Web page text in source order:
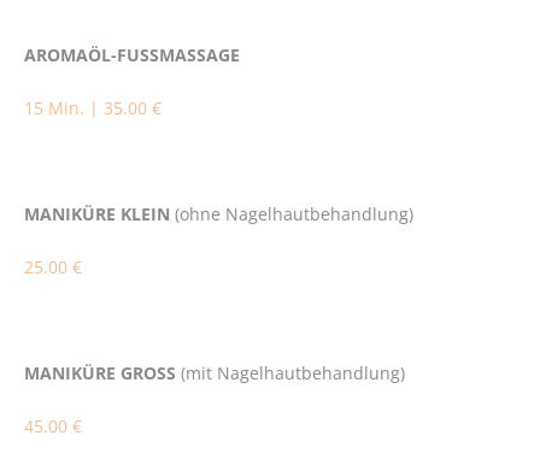
AROMAÖL-FUSSMASSAGE
15 Min. | 35.00 €
MANIKÜRE KLEIN (ohne Nagelhautbehandlung)
25.00 €
MANIKÜRE GROSS (mit Nagelhautbehandlung)
45.00 €